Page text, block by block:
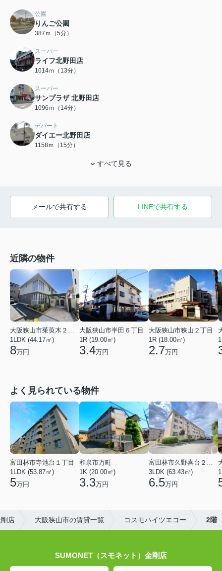
公園
りんご公園
387ｍ（5分）
スーパー
ライフ北野田店
1014ｍ（13分）
スーパー
サンプラザ 北野田店
1096ｍ（14分）
デパート
ダイエー北野田店
1158ｍ（15分）
すべて見る
メールで共有する LINEで共有する
近隣の物件
1LDK (44.17㎡)
8万円
大阪狭山市半田６丁目
1R (19.00㎡)
3.4万円
大阪狭山市狭山２丁目
1R (18.00㎡)
2.7万円
よく見られている物件
富田林市寺池台１丁目
1LDK (53.87㎡)
5万円
和泉市万町
1K (20.00㎡)
3.3万円
3LDK (63.43㎡)
6.5万円
店 大阪狭山市の賃貸一覧 コスモハイツエコー 2階
SUMONET（スモネット）金剛店